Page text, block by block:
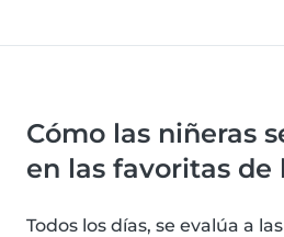
Cómo las niñeras
en las favoritas de
Todos los días, se evalúa a